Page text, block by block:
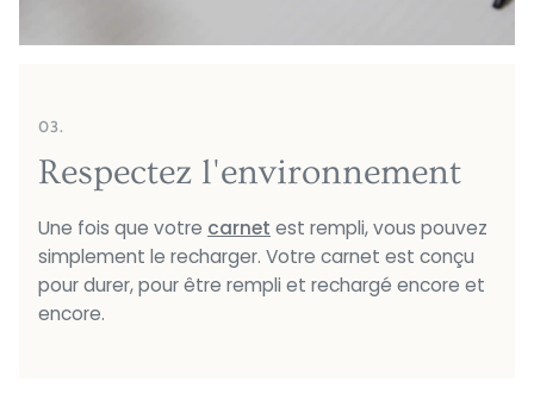
03.
Respectez l'environnement
Une fois que votre carnet est rempli, vous pouvez
simplement le recharger. Votre carnet est conçu
pour durer, pour être rempli et rechargé encore et
encore.